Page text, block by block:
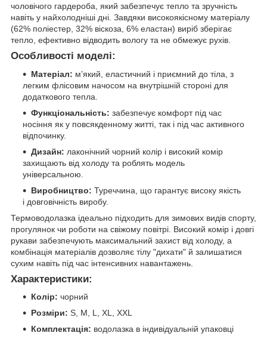
чоловічого гардероба, який забезпечує тепло та зручність
навіть у найхолодніші дні. Завдяки високоякісному матеріалу
(62% поліестер, 32% віскоза, 6% еластан) виріб зберігає
тепло, ефективно відводить вологу та не обмежує рухів.
Особливості моделі:
Матеріал: м’який, еластичний і приємний до тіла, з
легким флісовим начосом на внутрішній стороні для
додаткового тепла.
Функціональність: забезпечує комфорт під час
носіння як у повсякденному житті, так і під час активного
відпочинку.
Дизайн: лаконічний чорний колір і високий комір
захищають від холоду та роблять модель
універсальною.
Виробництво: Туреччина, що гарантує високу якість
і довговічність виробу.
Термоводолазка ідеально підходить для зимових видів спорту,
прогулянок чи роботи на свіжому повітрі. Високий комір і довгі
рукави забезпечують максимальний захист від холоду, а
комбінація матеріалів дозволяє тілу "дихати" й залишатися
сухим навіть під час інтенсивних навантажень.
Характеристики:
Колір: чорний
Розміри: S, M, L, XL, XXL
Комплектація: водолазка в індивідуальній упаковці